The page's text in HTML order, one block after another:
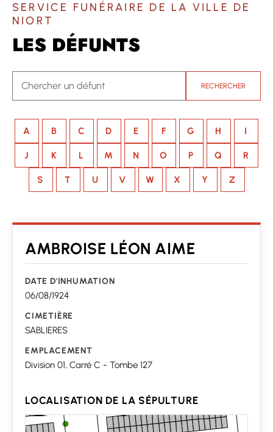
SERVICE FUNÉRAIRE DE LA VILLE DE
NIORT
LES DÉFUNTS
RECHERCHER
A B C D E F G H I
J K L M N O P Q R
S T U V W X Y Z
AMBROISE LÉON AIME
DATE D'INHUMATION
06/08/1924
CIMETIÈRE
SABLIERES
EMPLACEMENT
Division 01, Carré C - Tombe 127
LOCALISATION DE LA SÉPULTURE